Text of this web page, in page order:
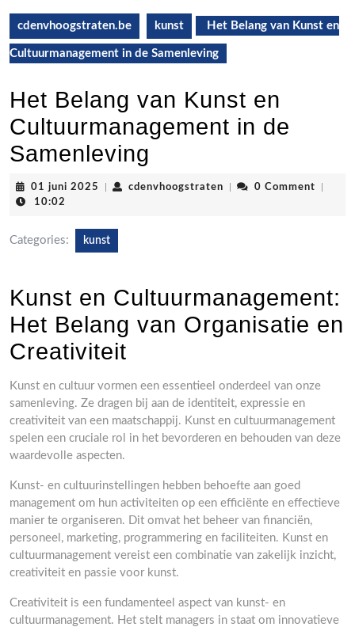
cdenvhoogstraten.be kunst Het Belang van Kunst en
Cultuurmanagement in de Samenleving
Het Belang van Kunst en
Cultuurmanagement in de
Samenleving
01 juni 2025 01
cdenvhoogstraten cdenvhoogstraten
0 Comment
10:02
Categories: kunst
Kunst en Cultuurmanagement:
Het Belang van Organisatie en
Creativiteit
Kunst en cultuur vormen een essentieel onderdeel van onze
samenleving. Ze dragen bij aan de identiteit, expressie en
creativiteit van een maatschappij. Kunst en cultuurmanagement
spelen een cruciale rol in het bevorderen en behouden van deze
waardevolle aspecten.
Kunst- en cultuurinstellingen hebben behoefte aan goed
management om hun activiteiten op een efficiënte en effectieve
manier te organiseren. Dit omvat het beheer van financiën,
personeel, marketing, programmering en faciliteiten. Kunst en
cultuurmanagement vereist een combinatie van zakelijk inzicht,
creativiteit en passie voor kunst.
Creativiteit is een fundamenteel aspect van kunst- en
cultuurmanagement. Het stelt managers in staat om innovatieve